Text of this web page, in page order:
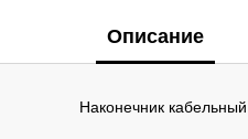
Описание
Наконечник